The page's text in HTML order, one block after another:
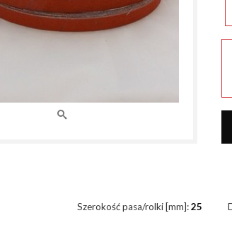
Szerokość pasa/rolki [mm]:25